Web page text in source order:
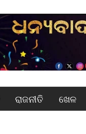
ରାଜନୀତି ଖେଳ